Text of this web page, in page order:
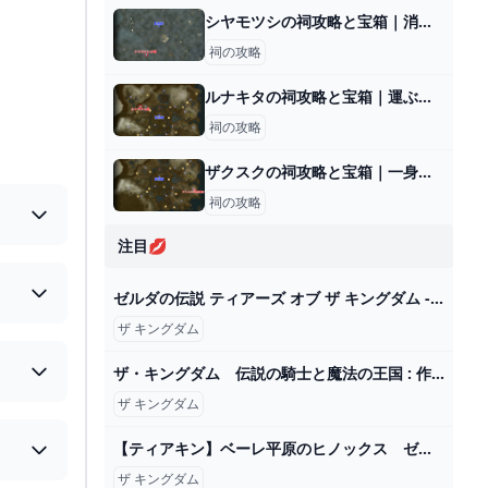
シヤモツシの祠攻略と宝箱｜消えた灯火
祠の攻略
ルナキタの祠攻略と宝箱｜運ぶかたち
祠の攻略
ザクスクの祠攻略と宝箱｜一身の戦い 上昇
祠の攻略
注目💋
ゼルダの伝説 ティアーズ オブ ザ キングダム - YouTube
ザ キングダム
ザ・キングダム 伝説の騎士と魔法の王国 : 作品情報 - 映画.com
ザ キングダム
【ティアキン】ベーレ平原のヒノックス ゼルダの伝説ティアーズ オブ ザ キングダム #ゼルダの伝説 #ティアキン #zelda #shorts - YouTube
ザ キングダム